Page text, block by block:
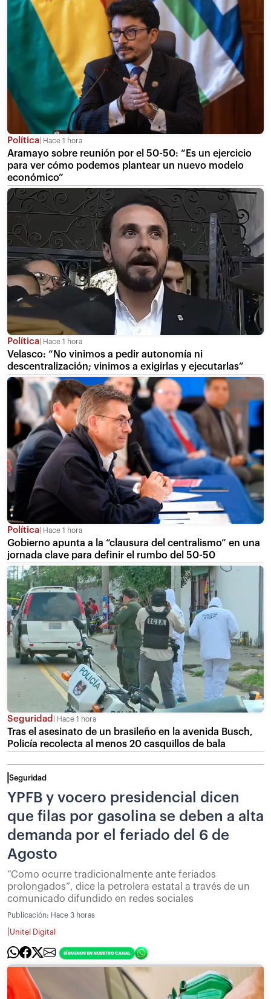
Política Hace 1 hora
Aramayo sobre reunión por el 50-50: “Es un ejercicio
para ver cómo podemos plantear un nuevo modelo
económico”
Política Hace 1 hora
Velasco: “No vinimos a pedir autonomía ni
descentralización; vinimos a exigirlas y ejecutarlas”
Política Hace 1 hora
Gobierno apunta a la “clausura del centralismo” en una
jornada clave para definir el rumbo del 50-50
Seguridad Hace 1 hora
Tras el asesinato de un brasileño en la avenida Busch,
Policía recolecta al menos 20 casquillos de bala
Seguridad
YPFB y vocero presidencial dicen
que filas por gasolina se deben a alta
demanda por el feriado del 6 de
Agosto
“Como ocurre tradicionalmente ante feriados
prolongados”, dice la petrolera estatal a través de un
comunicado difundido en redes sociales
Publicación: Hace 3 horas
Unitel Digital